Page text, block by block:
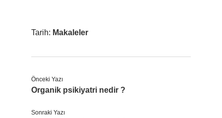
Tarih: Makaleler
Önceki Yazı
Organik psikiyatri nedir ?
Sonraki Yazı